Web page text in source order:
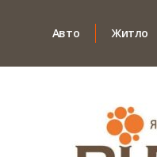
Авто Житло